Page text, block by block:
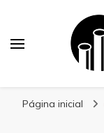
Página inicial